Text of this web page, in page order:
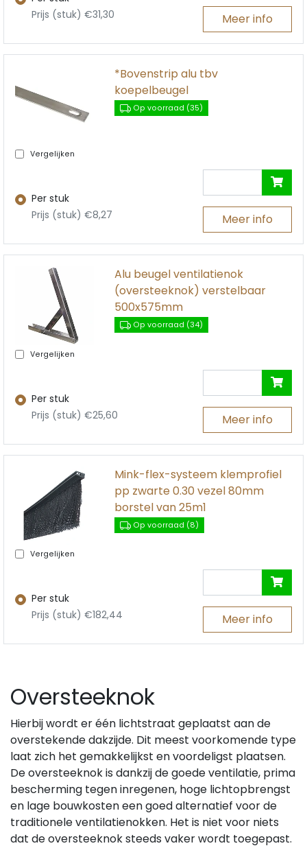
Prijs (stuk) €31,30
Meer info
Vergelijken
*Bovenstrip alu tbv
koepelbeugel
Op voorraad (35)
Per stuk
Prijs (stuk) €8,27
Meer info
Vergelijken
Alu beugel ventilatienok
(oversteeknok) verstelbaar
500x575mm
Op voorraad (34)
Per stuk
Prijs (stuk) €25,60
Meer info
Vergelijken
Mink-flex-systeem klemprofiel
pp zwarte 0.30 vezel 80mm
borstel van 25m1
Op voorraad (8)
Per stuk
Prijs (stuk) €182,44
Meer info
Oversteeknok
Hierbij wordt er één lichtstraat geplaatst aan de
overstekende dakzijde. Dit meest voorkomende type
laat zich het gemakkelijkst en voordeligst plaatsen.
De oversteeknok is dankzij de goede ventilatie, prima
bescherming tegen inregenen, hoge lichtopbrengst
en lage bouwkosten een goed alternatief voor de
traditionele ventilatienokken. Het is niet voor niets
dat de oversteeknok steeds vaker wordt toegepast.